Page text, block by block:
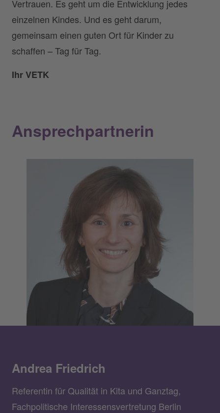
Vertrauen. Es geht um die Entwicklung jedes
einzelnen Kindes. Und es geht darum,
gemeinsam einen guten Ort für Kinder zu
schaffen – Tag für Tag.
Ihr VETK
Ansprechpartnerin
Andrea Friedrich
Referentin für Qualität in Kita und Ganztag,
Fachpolitische Interessensvertretung Berlin